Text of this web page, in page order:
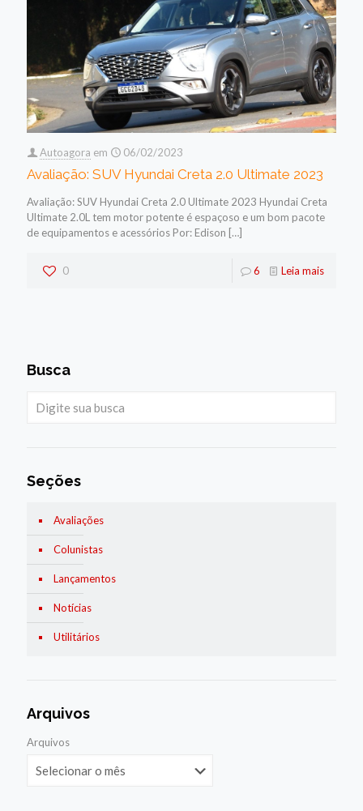
Autoagora em 06/02/2023
Avaliação: SUV Hyundai Creta 2.0 Ultimate 2023
Avaliação: SUV Hyundai Creta 2.0 Ultimate 2023 Hyundai Creta
Ultimate 2.0L tem motor potente é espaçoso e um bom pacote
de equipamentos e acessórios Por: Edison […]
0 6 Leia mais
Busca
Seções
Avaliações
Colunistas
Lançamentos
Notícias
Utilitários
Arquivos
Arquivos